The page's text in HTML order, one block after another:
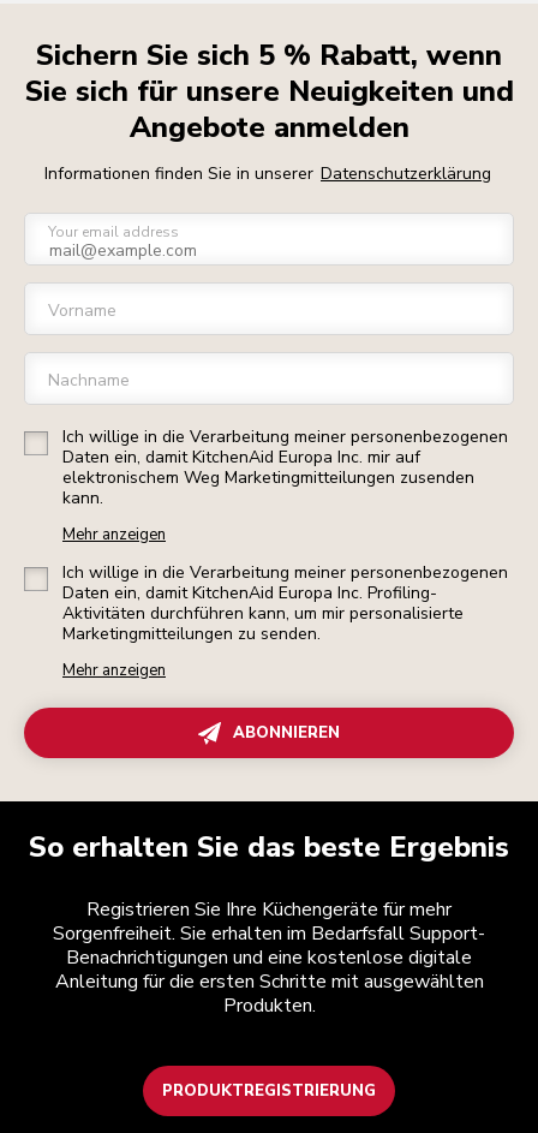
Sichern Sie sich 5 % Rabatt, wenn
Sie sich für unsere Neuigkeiten und
Angebote anmelden
Informationen finden Sie in unserer Datenschutzerklärung
Your email address
Vorname
Nachname
Ich willige in die Verarbeitung meiner personenbezogenen
Daten ein, damit KitchenAid Europa Inc. mir auf
elektronischem Weg Marketingmitteilungen zusenden
kann.
Mehr anzeigen
Ich willige in die Verarbeitung meiner personenbezogenen
Daten ein, damit KitchenAid Europa Inc. Profiling-
Aktivitäten durchführen kann, um mir personalisierte
Marketingmitteilungen zu senden.
Mehr anzeigen
ABONNIEREN
So erhalten Sie das beste Ergebnis
Registrieren Sie Ihre Küchengeräte für mehr
Sorgenfreiheit. Sie erhalten im Bedarfsfall Support-
Benachrichtigungen und eine kostenlose digitale
Anleitung für die ersten Schritte mit ausgewählten
Produkten.
PRODUKTREGISTRIERUNG